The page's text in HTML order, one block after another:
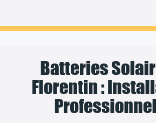
Batteries
Florentin :